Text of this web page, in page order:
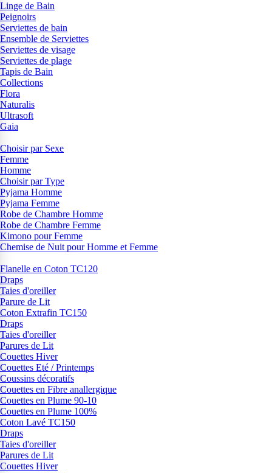
Linge de Bain
Peignoirs
Serviettes de bain
Ensemble de Serviettes
Serviettes de visage
Serviettes de plage
Tapis de Bain
Collections
Flora
Naturalis
Ultrasoft
Gaia
Choisir par Sexe
Femme
Homme
Choisir par Type
Pyjama Homme
Pyjama Femme
Robe de Chambre Homme
Robe de Chambre Femme
Kimono pour Femme
Chemise de Nuit pour Homme et Femme
Flanelle en Coton TC120
Draps
Taies d'oreiller
Parure de Lit
Coton Extrafin TC150
Draps
Taies d'oreiller
Parures de Lit
Couettes Hiver
Couettes Eté / Printemps
Coussins décoratifs
Couettes en Fibre anallergique
Couettes en Plume 90-10
Couettes en Plume 100%
Coton Lavé TC150
Draps
Taies d'oreiller
Parures de Lit
Couettes Hiver